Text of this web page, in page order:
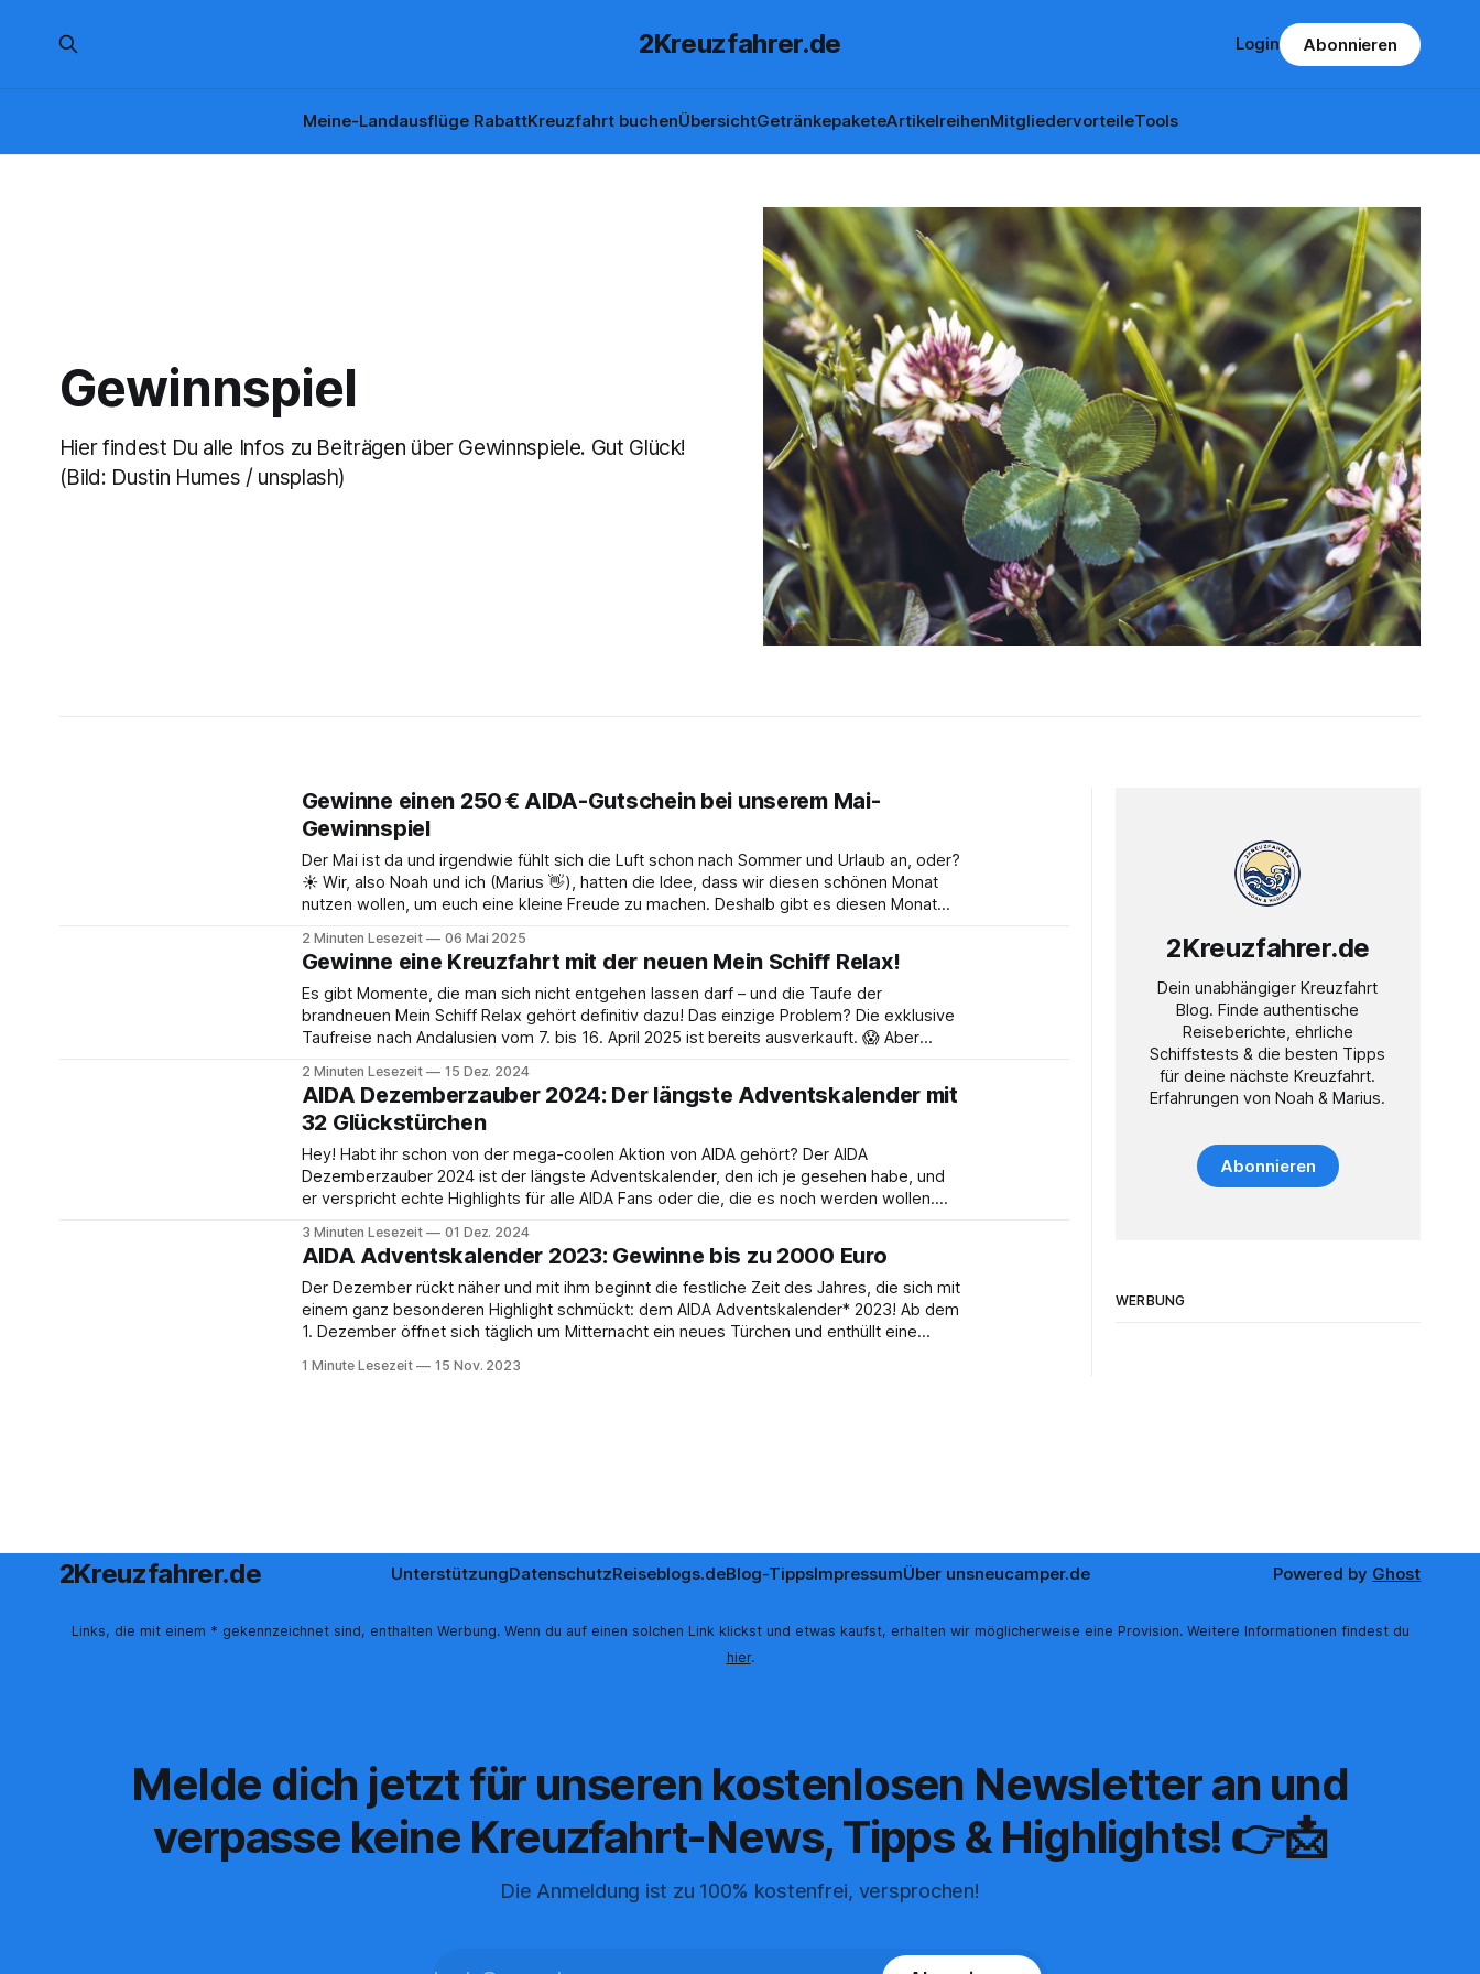
2Kreuzfahrer.de
Meine-Landausflüge RabattKreuzfahrt buchenÜbersichtGetränkepaketeArtikelreihenMitgliedervorteileTools
Login Abonnieren
Gewinnspiel
Hier findest Du alle Infos zu Beiträgen über Gewinnspiele. Gut Glück!
(Bild: Dustin Humes / unsplash)
Gewinne einen 250 € AIDA-Gutschein bei unserem Mai-
Gewinnspiel
Der Mai ist da und irgendwie fühlt sich die Luft schon nach Sommer und Urlaub an, oder?
☀️ Wir, also Noah und ich (Marius 👋), hatten die Idee, dass wir diesen schönen Monat
nutzen wollen, um euch eine kleine Freude zu machen. Deshalb gibt es diesen Monat
2 Minuten Lesezeit 06 Mai 2025
Gewinne eine Kreuzfahrt mit der neuen Mein Schiff Relax!
Es gibt Momente, die man sich nicht entgehen lassen darf – und die Taufe der
brandneuen Mein Schiff Relax gehört definitiv dazu! Das einzige Problem? Die exklusive
Taufreise nach Andalusien vom 7. bis 16. April 2025 ist bereits ausverkauft. 😱 Aber
2 Minuten Lesezeit 15 Dez. 2024
AIDA Dezemberzauber 2024: Der längste Adventskalender mit
32 Glückstürchen
Hey! Habt ihr schon von der mega-coolen Aktion von AIDA gehört? Der AIDA
Dezemberzauber 2024 ist der längste Adventskalender, den ich je gesehen habe, und
er verspricht echte Highlights für alle AIDA Fans oder die, die es noch werden wollen.
3 Minuten Lesezeit 01 Dez. 2024
AIDA Adventskalender 2023: Gewinne bis zu 2000 Euro
Der Dezember rückt näher und mit ihm beginnt die festliche Zeit des Jahres, die sich mit
einem ganz besonderen Highlight schmückt: dem AIDA Adventskalender* 2023! Ab dem
1. Dezember öffnet sich täglich um Mitternacht ein neues Türchen und enthüllt eine
1 Minute Lesezeit 15 Nov. 2023
2Kreuzfahrer.de
Dein unabhängiger Kreuzfahrt
Blog. Finde authentische
Reiseberichte, ehrliche
Schiffstests & die besten Tipps
für deine nächste Kreuzfahrt.
Erfahrungen von Noah & Marius.
Abonnieren
WERBUNG
2Kreuzfahrer.de UnterstützungDatenschutzReiseblogs.deBlog-TippsImpressumÜber unsneucamper.de Powered by Ghost
Links, die mit einem * gekennzeichnet sind, enthalten Werbung. Wenn du auf einen solchen Link klickst und etwas kaufst, erhalten wir möglicherweise eine Provision. Weitere Informationen findest du
hier.
Melde dich jetzt für unseren kostenlosen Newsletter an und
verpasse keine Kreuzfahrt-News, Tipps & Highlights! 👉📩
Die Anmeldung ist zu 100% kostenfrei, versprochen!